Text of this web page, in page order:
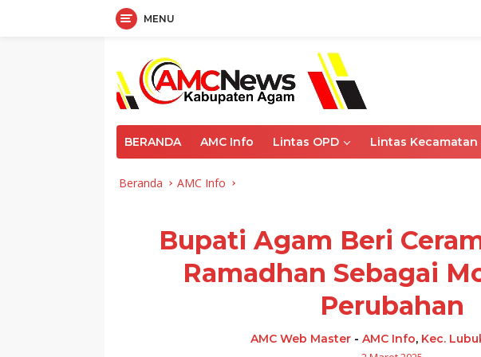
MENU
BERANDA AMC Info Lintas OPD Lintas Kecamatan
Beranda AMC Info
Bupati Agam Beri
Ramadhan Sebagai
Perubahan
AMC Web Master -AMC Info, Kec.